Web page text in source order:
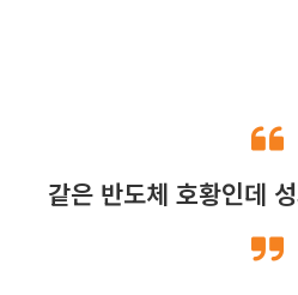
같은 반도체 호황인데